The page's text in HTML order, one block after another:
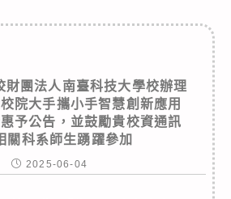
財團法人南臺科技大學校辦理
校院大手攜小手智慧創新應用
予公告，並鼓勵貴校資通訊
關科系師生踴躍參加
2025-06-04